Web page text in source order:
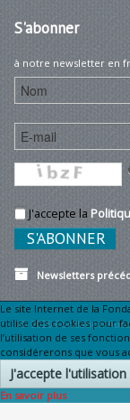
S'abonner
à notre newsletter en
J'accepte la
Newsletters
© 2026 Fondation
Le site Internet de la
utilise des cookies pour
l’utilisation de ses
considérerons que vous
J'accepte
En savoir plus